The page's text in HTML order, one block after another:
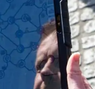
wordt. Na afloop